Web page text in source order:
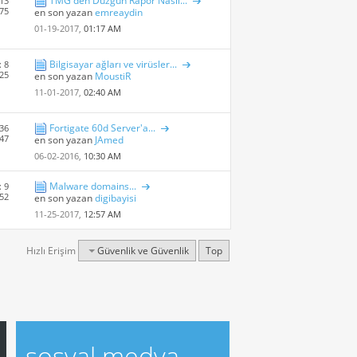
en son yazanemreaydin
01-19-2017,01:17 AM
8
Bilgisayar ağları ve virüsler...
en son yazan MoustiR
11-01-2017,02:40 AM
Fortigate 60d Server'a...
en son yazan JAmed
06-02-2016, 10:30 AM
9
Malware domains...
en son yazandigibayisi
11-25-2017, 12:57 AM
Hızlı Erişim Güvenlik ve Güvenlik Top